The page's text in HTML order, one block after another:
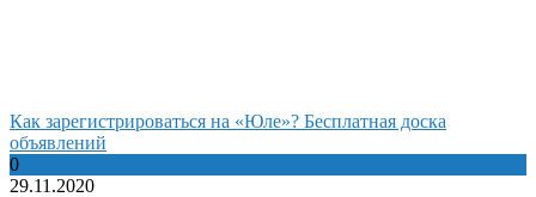
Как зарегистрироваться на «Юле»? Бесплатная доска
объявлений
0
29.11.2020